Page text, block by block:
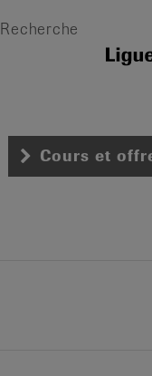
Recherche
Cours et